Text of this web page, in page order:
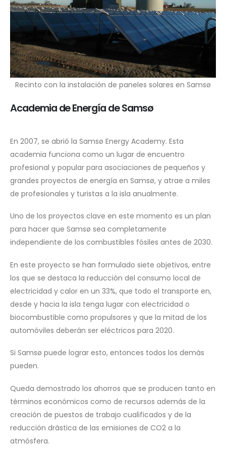
Recinto con la instalación de paneles solares en Samsø
Academia de Energía de Samsø
En 2007, se abrió la Samsø Energy Academy. Esta
academia funciona como un lugar de encuentro
profesional y popular para asociaciones de pequeños y
grandes proyectos de energía en Samsø, y atrae a miles
de profesionales y turistas a la isla anualmente.
Uno de los proyectos clave en este momento es un plan
para hacer que Samsø sea completamente
independiente de los combustibles fósiles antes de 2030.
En este proyecto se han formulado siete objetivos, entre
los que se destaca la reducción del consumo local de
electricidad y calor en un 33%, que todo el transporte en,
desde y hacia la isla tenga lugar con electricidad o
biocombustible como propulsores y que la mitad de los
automóviles deberán ser eléctricos para 2020.
Si Samsø puede lograr esto, entonces todos los demás
pueden.
Queda demostrado los ahorros que se producen tanto en
términos económicos como de recursos además de la
creación de puestos de trabajo cualificados y de la
reducción drástica de las emisiones de CO2 a la
atmósfera.